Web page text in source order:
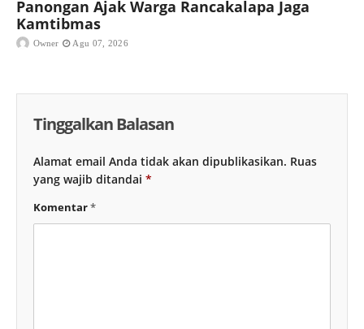
Panongan Ajak Warga Rancakalapa Jaga
Kamtibmas
Owner Agu 07, 2026
Tinggalkan Balasan
Alamat email Anda tidak akan dipublikasikan. Ruas
yang wajib ditandai *
Komentar*